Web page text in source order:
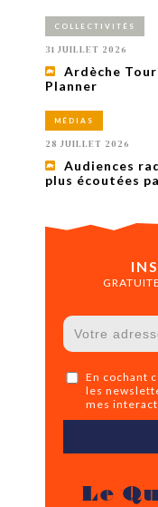
COLLECTIVITÉS
31 JUILLET 2026
Ardèche
Planner
MÉDIAS
28 JUILLET 2026
Audiences
plus écoutées
En cochant
les
mes
Le